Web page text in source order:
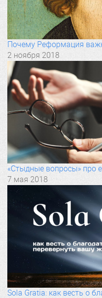
Почему Реформация
2 ноября 2018
«Стыдные вопросы» про
7 мая 2018
Sola Gratia: как весть о